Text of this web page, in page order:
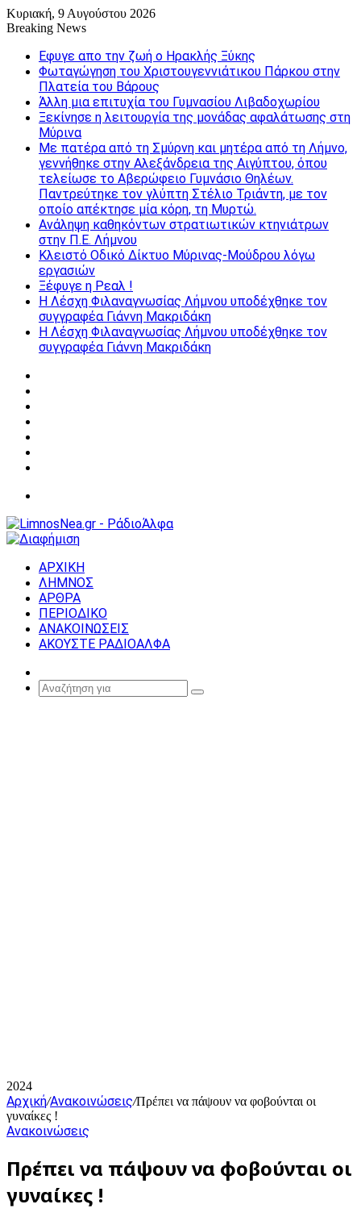
Κυριακή, 9 Αυγούστου 2026
Breaking News
Εφυγε απο την ζωή o Ηρακλής Ξύκης
Φωταγώγηση του Χριστουγεννιάτικου Πάρκου στην
Πλατεία του Βάρους
Άλλη μια επιτυχία του Γυμνασίου Λιβαδοχωρίου
Ξεκίνησε η λειτουργία της μονάδας αφαλάτωσης στη
Μύρινα
Με πατέρα από τη Σμύρνη και μητέρα από τη Λήμνο,
γεννήθηκε στην Αλεξάνδρεια της Αιγύπτου, όπου
τελείωσε το Αβερώφειο Γυμνάσιο Θηλέων.
Παντρεύτηκε τον γλύπτη Στέλιο Τριάντη, με τον
οποίο απέκτησε μία κόρη, τη Μυρτώ.
Ανάληψη καθηκόντων στρατιωτικών κτηνιάτρων
στην Π.Ε. Λήμνου
Κλειστό Οδικό Δίκτυο Μύρινας-Μούδρου λόγω
εργασιών
Ξέφυγε η Ρεαλ !
Η Λέσχη Φιλαναγνωσίας Λήμνου υποδέχθηκε τον
συγγραφέα Γιάννη Μακριδάκη
Η Λέσχη Φιλαναγνωσίας Λήμνου υποδέχθηκε τον
συγγραφέα Γιάννη Μακριδάκη
ΑΡΧΙΚΗ
ΛΗΜΝΟΣ
ΑΡΘΡΑ
ΠΕΡΙΟΔΙΚΟ
ΑΝΑΚΟΙΝΩΣΕΙΣ
ΑΚΟΥΣΤΕ ΡΑΔΙΟΑΛΦΑ
Article
Αναζήτηση
2024
Αρχική/Ανακοινώσεις/Πρέπει να πάψουν να φοβούνται οι
γυναίκες !
Ανακοινώσεις
Πρέπει να πάψουν να φοβούνται οι
γυναίκες !